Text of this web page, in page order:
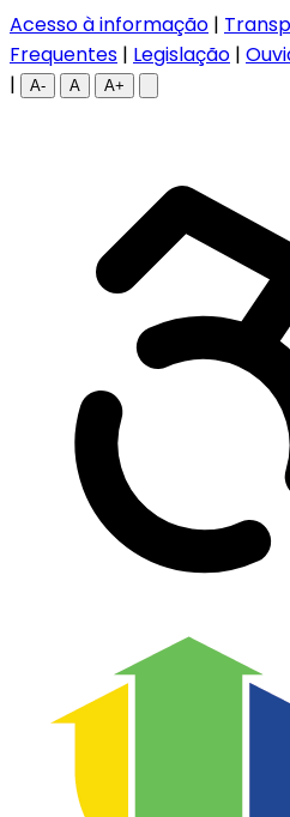
Acesso à informação |
Frequentes | Legislação |
|
A- A A+